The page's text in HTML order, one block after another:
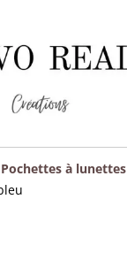
Pochettes à lunettes